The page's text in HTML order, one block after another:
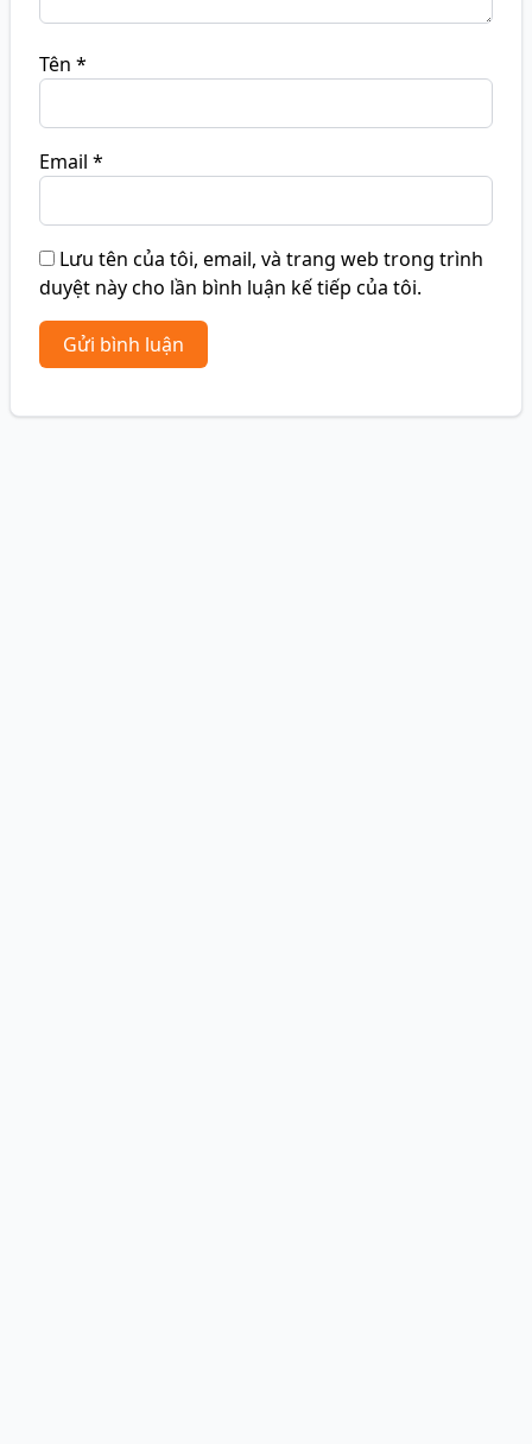
Tên *
Email *
Lưu tên của tôi, email, và trang web trong trình
duyệt này cho lần bình luận kế tiếp của tôi.